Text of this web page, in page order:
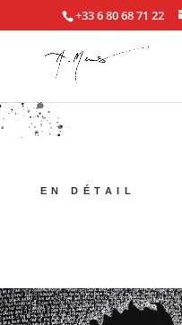
+33 6 80 68 71 22
EN DÉTAIL